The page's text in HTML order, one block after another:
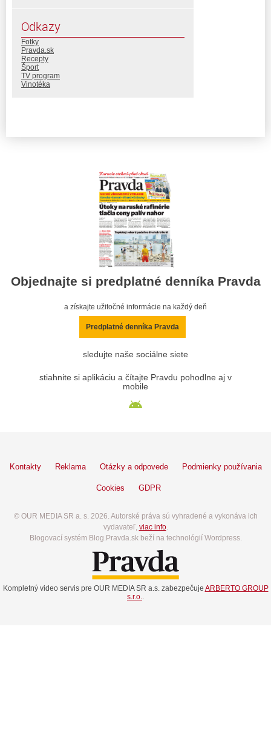
Odkazy
Fotky
Pravda.sk
Recepty
Šport
TV program
Vinotéka
Objednajte si predplatné denníka Pravda
a získajte užitočné informácie na každý deň
Predplatné denníka Pravda
sledujte naše sociálne siete
stiahnite si aplikáciu a čítajte Pravdu pohodlne aj v
mobile
Kontakty Reklama Otázky a odpovede Podmienky používania
Cookies GDPR
© OUR MEDIA SR a. s. 2026. Autorské práva sú vyhradené a vykonáva ich
vydavateľ, viac info.
Blogovací systém Blog.Pravda.sk beží na technológií Wordpress.
Kompletný video servis pre OUR MEDIA SR a.s. zabezpečuje ARBERTO GROUP
s.r.o..